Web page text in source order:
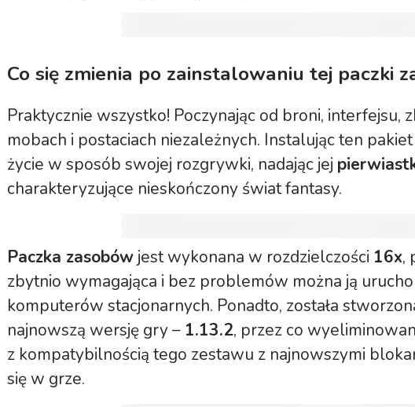
Co się zmienia po zainstalowaniu tej paczki
Praktycznie wszystko! Poczynając od broni, interfejsu,
mobach i postaciach niezależnych. Instalując ten
życie w sposób swojej rozgrywki, nadając jej
charakteryzujące nieskończony świat fantasy.
Paczka zasobów jest wykonana w rozdzielczości 16x,
zbytnio wymagająca i bez problemów można ją
komputerów stacjonarnych. Ponadto, została
najnowszą wersję gry – 1.13.2, przez co
z kompatybilnością tego zestawu z najnowszymi
się w grze.